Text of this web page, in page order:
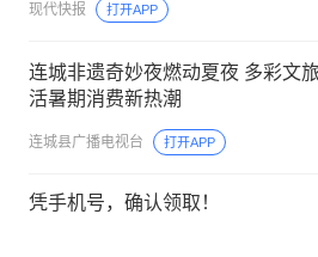
现代快报 打开APP
连城非遗奇妙夜燃动夏夜 多彩文
活暑期消费新热潮
连城县广播电视台 打开APP
凭手机号，确认领取！